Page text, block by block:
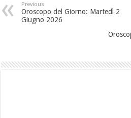
Previous
Oroscopo del Giorno: Martedì 2
Giugno 2026